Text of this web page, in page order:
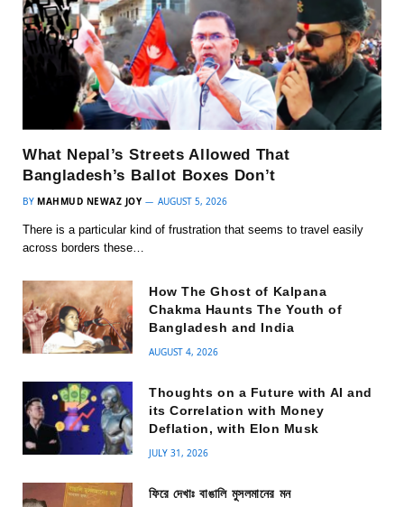
What Nepal’s Streets Allowed That
Bangladesh’s Ballot Boxes Don’t
BY MAHMUD NEWAZ JOY AUGUST 5, 2026
There is a particular kind of frustration that seems to travel easily
across borders these…
How The Ghost of Kalpana
Chakma Haunts The Youth of
Bangladesh and India
AUGUST 4, 2026
Thoughts on a Future with AI and
its Correlation with Money
Deflation, with Elon Musk
JULY 31, 2026
ফিরে দেখাঃ বাঙালি মুসলমানের মন